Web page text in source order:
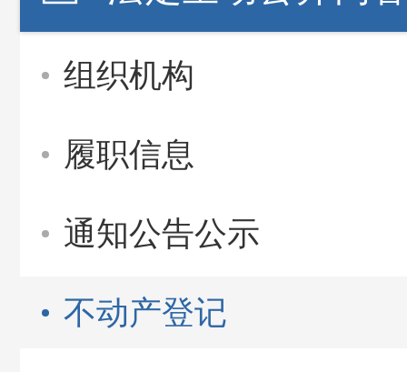
组织机构
履职信息
通知公告公示
不动产登记